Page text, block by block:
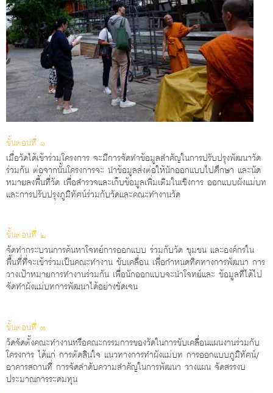
ขั้นตอนที่ ๑
เมื่อวัดได้เข้าร่วมโครงการ จะมีการจัดทําข้อมูลสําคัญในการปรับปรุงพัฒนาวัด
ร่วมกัน ต่อจากนั้นโครงการจะ นําข้อมูลส่งต่อให้นักออกแบบไปศึกษา และนัด
หมายลงพื้นที่วัด เพื่อสํารวจและเก็บข้อมูลเพิ่มเติมในเชิงการ ออกแบบผังแม่บท
และการปรับปรุงภูมิทัศน์ร่วมกับวัดและคณะทํางานวัด
ขั้นตอนที่ ๒
จัดทํากระบวนการค้นหาโจทย์การออกแบบ ร่วมกับวัด ชุมชน และองค์กรใน
พื้นที่ที่จะเข้าร่วมเป็นคณะทํางาน ขับเคลื่อน เพื่อกําหนดทิศทางการพัฒนา การ
วางเป้าหมายการทํางานร่วมกัน เพื่อนักออกแบบจะนําโจทย์และ ข้อมูลที่ได้ไป
จัดทําผังแม่บทการพัฒนาได้อย่างชัดเจน
ขั้นตอนที่ ๓
วัดจัดตั้งคณะทํางานหรือคณะกรรมการของวัดในการขับเคลื่อนแผนงานร่วมกับ
โครงการ ได้แก่ การตัดสินใจ แนวทางการทําผังแม่บท การออกแบบภูมิทัศน์/
อาคารสถานที่ การจัดลําดับความสําคัญในการพัฒนา วางแผน จัดสรรงบ
ประมาณการระดมทุน